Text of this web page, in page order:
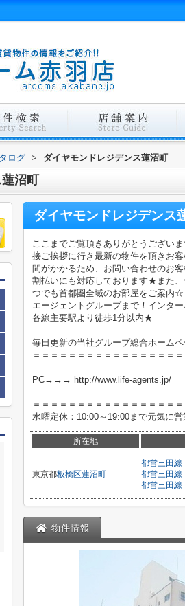
ログ > ダイヤモンドレジデンス蓮沼町
沼町
ダイヤモンドレジデンス
ここまでご覧頂きありがとうござい
接ご挨拶に行き最新の物件を頂きお
間がかかるため、お問い合わせのお
割払いにも対応しております★また
つでも首都圏全域のお部屋をご案内
エージェントグループまで！インタ
各線主要駅より徒歩1分以内★
毎日更新の当社グループ総合ホームペ
＝＝＝＝＝＝＝＝＝＝＝＝＝＝＝＝＝
PC→→→ http://www.life-agents.jp/
＝＝＝＝＝＝＝＝＝＝＝＝＝＝＝＝＝
水曜定休：10:00～19:00まで元気に営
所在地
東京都板橋区蓮沼町
都営三田線
都営三田線
都営三田線
物件情報